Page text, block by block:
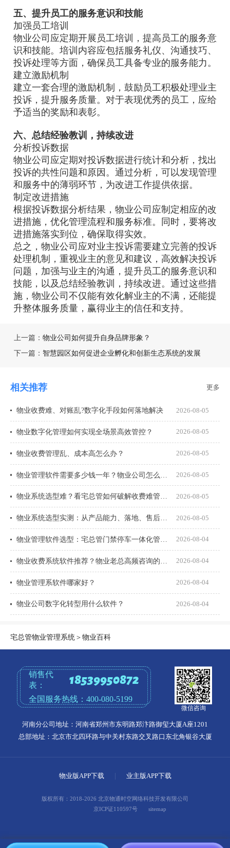
五、提升员工的服务意识和技能
加强员工培训
物业公司应定期开展员工培训，提高员工的服务意
识和技能。培训内容应包括服务礼仪、沟通技巧、
投诉处理等方面，确保员工具备专业的服务能力。
建立激励机制
建立一套合理的激励机制，鼓励员工积极处理业主
投诉，提升服务质量。对于表现优秀的员工，应给
予适当的奖励和表彰。
六、总结经验教训，持续改进
分析投诉数据
物业公司应定期对投诉数据进行统计和分析，找出
投诉的共性问题和原因。通过分析，可以发现管理
和服务中的薄弱环节，为改进工作提供依据。
制定改进措施
根据投诉数据分析结果，物业公司应制定相应的改
进措施，优化管理流程和服务标准。同时，要将改
进措施落实到位，确保取得实效。
总之，物业公司应对业主投诉需要建立完善的投诉
处理机制，重视业主的意见和建议，高效解决投诉
问题，加强与业主的沟通，提升员工的服务意识和
技能，以及总结经验教训，持续改进。通过这些措
施，物业公司不仅能有效化解业主的不满，还能提
升整体服务质量，赢得业主的信任和支持。
上一篇： 物业公司如何提升自身品牌形象？
下一篇： 智慧园区如何促进企业孵化和创新生态系统的发展
相关推荐 更多
物业收费难、对账乱?数字化手段如何落地解决 2026-08-05
物业数字化管理如何实现全场景高效管控？ 2026-08-05
物业收费管理乱、成本高怎么办？ 2026-08-05
2026-08-05
物业系统选型难？看宅总管如何破解收费难管理乱 2026-08-05
2026-08-05
2026-08-04
2026-08-04
物业管理系软件哪家好？ 2026-08-04
物业公司数字化转型用什么软件？ 2026-08-04
宅总管物业管理系统＞物业百科
销售代
表：
18539950872
全国服务热线：400-080-5199
微信咨询
河南分公司地址：河南省郑州市东明路郑汴路御玺大厦A座1201
总部地址：北京市北四环路与中关村东路交叉路口东北角银谷大厦
物业版APP下载 业主版APP下载
版权所有：2018-2026 北京物通时空网络科技开发有限公司
京ICP证110597号 sitemap